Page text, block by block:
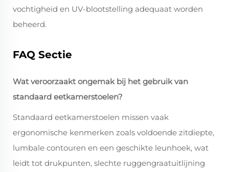
vochtigheid en UV-blootstelling adequaat worden
beheerd.
FAQ Sectie
Wat veroorzaakt ongemak bij het gebruik van
standaard eetkamerstoelen?
Standaard eetkamerstoelen missen vaak
ergonomische kenmerken zoals voldoende zitdiepte,
lumbale contouren en een geschikte leunhoek, wat
leidt tot drukpunten, slechte ruggengraatuitlijning